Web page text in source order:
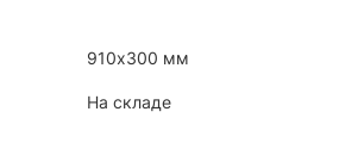
910х300 мм
На складе